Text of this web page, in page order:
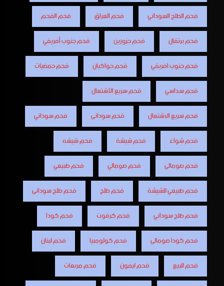
فحم الطلح السوداني
فحم العراق
فحم الفحم
فحم برتقال
فحم جزورين
فحم جنوب أفريقي
فحم جنوب افريقي
فحم جواكيان
فحم حمضيات
فحم سداسي
فحم سريع الأشتعال
فحم سريع الاشتعال
فحم سودانى
فحم سوداني
فحم شواء
فحم شيشة
فحم شيشه
فحم صومالى
فحم صومالي
فحم طبيعي
فحم طبيعي للشيشة
فحم طلح
فحم طلح سودانى
فحم طلح سوداني
فحم كرفوت
فحم كودا
فحم كودا صومالى
فحم كولومبيا
فحم لبنان
فحم للبيع
فحم ليمون
فحم مربعات